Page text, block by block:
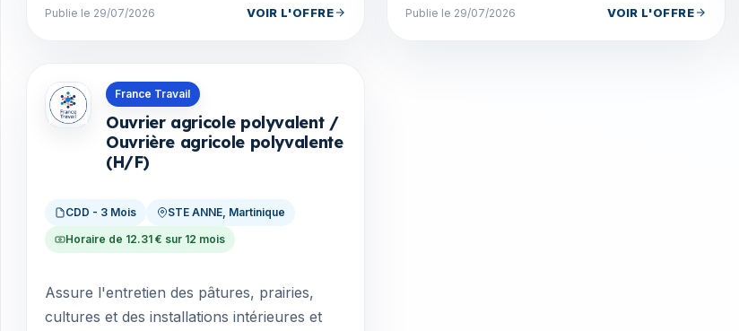
Publie le 29/07/2026 VOIR L'OFFRE
marchandises - Réaliser les p...
Publie le 29/07/2026 VOIR L'OFFRE
France Travail
Ouvrier agricole polyvalent /
Ouvrière agricole polyvalente
(H/F)
CDD - 3 Mois STE ANNE, Martinique
Horaire de 12.31 € sur 12 mois
Assure l'entretien des pâtures, prairies,
cultures et des installations intérieures et
Offres en Martinique